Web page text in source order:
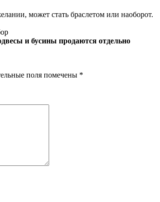
может стать браслетом или наоборот.
и бусины продаются отдельно
поля помечены *